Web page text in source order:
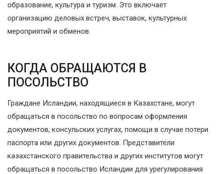
образование, культура и туризм. Это включает
организацию деловых встреч, выставок, культурных
мероприятий и обменов.
КОГДА ОБРАЩАЮТСЯ В
ПОСОЛЬСТВО
Граждане Исландии, находящиеся в Казахстане, могут
обращаться в посольство по вопросам оформления
документов, консульских услугах, помощи в случае потери
паспорта или других документов. Представители
казахстанского правительства и других институтов могут
обращаться в посольство Исландии для урегулирования